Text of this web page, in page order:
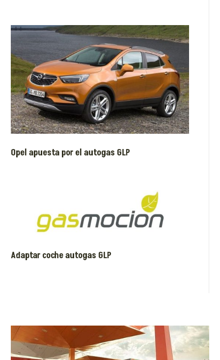
Opel apuesta por el autogas GLP
Adaptar coche autogas GLP